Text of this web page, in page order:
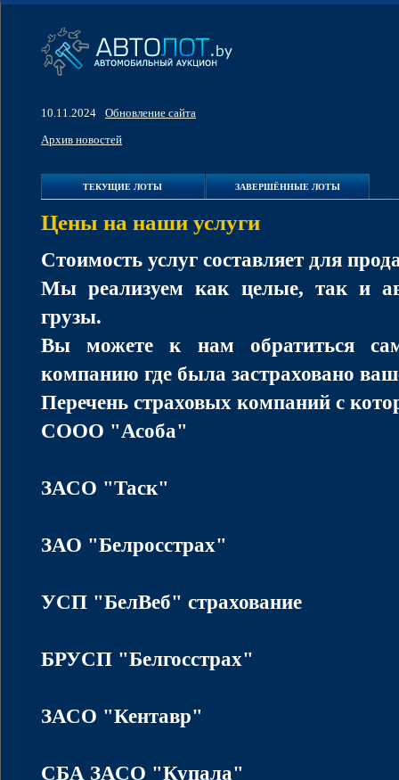
10.11.2024
Обновление сайта
Архив новостей
ТЕКУЩИЕ ЛОТЫ ЗАВЕРШЁННЫЕ ЛОТЫ
Цены на наши услуги
Стоимость услуг составляет для
Мы реализуем как целые, так и
грузы.
Вы можете к нам обратиться
компанию где была застраховано
Перечень страховых компаний с
COOO "Асоба"
ЗАСО "Таск"
ЗАО "Белросстрах"
УСП "БелВеб" страхование
БРУСП "Белгосстрах"
ЗАСО "Кентавр"
СБА ЗАСО "Купала"